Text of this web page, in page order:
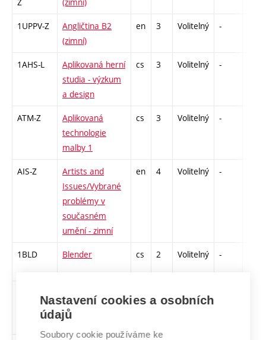
1UPPV-Z
Angličtina B2
(zimní)
en 3 Volitelný -
1AHS-L
Aplikovaná herní
studia - výzkum
a design
cs 3 Volitelný -
ATM-Z
Aplikovaná
technologie
malby 1
cs 3 Volitelný -
AIS-Z
Artists and
Issues/Vybrané
problémy v
současném
umění - zimní
en 4 Volitelný -
1BLD Blender cs 2 Volitelný -
Československá
vizuální kultura
1945–1970
Volitelný
Nastavení cookies a osobních
údajů
Soubory cookie používáme ke